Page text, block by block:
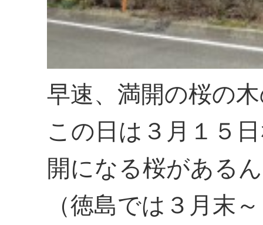
早速、満開の桜の
この日は３月１５
開になる桜がある
（徳島では３月末